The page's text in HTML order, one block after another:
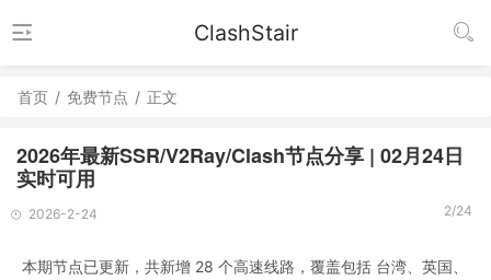
ClashStair
首页 / 免费节点 / 正文
2026年最新SSR/V2Ray/Clash节点分享 | 02月24日
实时可用
2026-2-24 2/24
本期节点已更新，共新增 28 个高速线路，覆盖包括 台湾、英国、